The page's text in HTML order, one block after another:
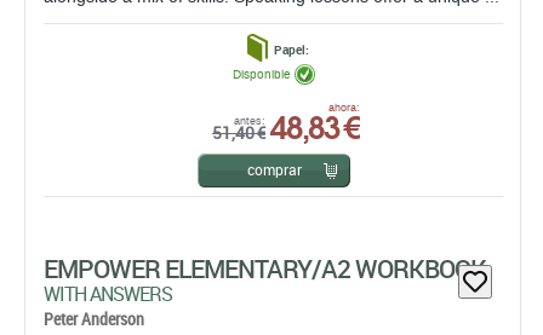
Papel:
antes:
51,40 €
ahora:
48,83 €
Disponible
comprar
EMPOWER ELEMENTARY/A2 WORKBOOK
WITH ANSWERS
Peter Anderson